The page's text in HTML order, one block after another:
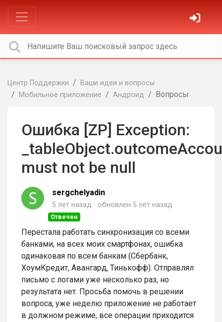
Центр Поддержки
Ваши идеи и вопросы
Мобильное приложение
Андроид Вопросы
Ошибка [ZP] Exception:
must not be null
sergchelyadin
5 лет назад обновлен 5 лет назад
Отвечен
Перестала работать синхронизация со всеми
банками, на всех моих смартфонах, ошибка
одинаковая по всем банкам (Сбербанк,
ХоумКредит, Авангард, Тинькофф). Отправлял
письмо с логами уже несколько раз, но
результата нет. Просьба помочь в решении
вопроса, уже неделю приложение не работает
в должном режиме, все операции приходится